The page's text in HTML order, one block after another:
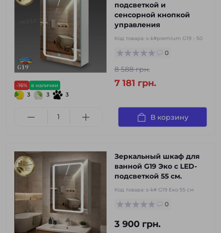
-16% в наличии
3 3 3
подсветкой и
сенсорной кнопкой
управления
Код товара: s-k#premium G19 - 50
0
8 588 грн.
7 181 грн.
В корзину
Зеркальный шкаф для
ванной G19 Эко с LED-
подсветкой 55 см.
Код товара: s-k# G19 Еко 55 см
0
3 900 грн.